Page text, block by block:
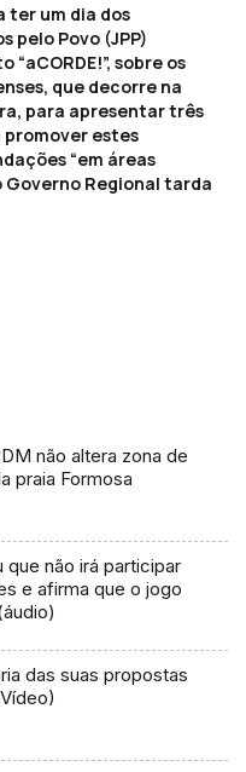
ter um dia dos
pelo Povo (JPP)
sobre os
que decorre na
para apresentar três
estes
“em áreas
Governo Regional tarda
não altera zona de
praia Formosa
que não irá participar
e afirma que o jogo
das suas propostas